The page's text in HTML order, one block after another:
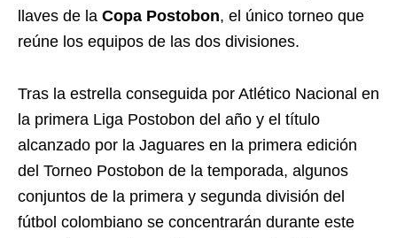
llaves de la Copa Postobon, el único torneo que
reúne los equipos de las dos divisiones.
Tras la estrella conseguida por Atlético Nacional en
la primera Liga Postobon del año y el título
alcanzado por la Jaguares en la primera edición
del Torneo Postobon de la temporada, algunos
conjuntos de la primera y segunda división del
fútbol colombiano se concentrarán durante este